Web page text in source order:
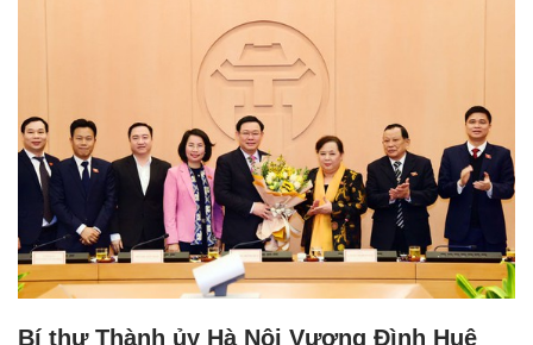
Bí thư Thành ủy Hà Nội Vương Đình Huệ